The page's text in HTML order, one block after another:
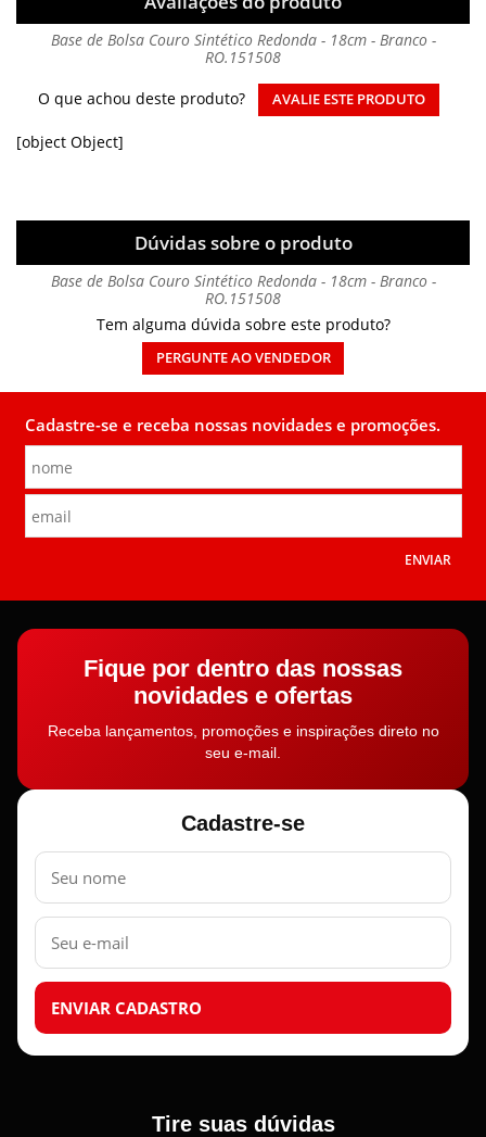
Base de Bolsa Couro Sintético Redonda - 18cm - Branco -
RO.151508
O que achou deste produto?
AVALIE ESTE PRODUTO
[object Object]
Dúvidas sobre o produto
Base de Bolsa Couro Sintético Redonda - 18cm - Branco -
RO.151508
Tem alguma dúvida sobre este produto?
PERGUNTE AO VENDEDOR
Cadastre-se e receba nossas novidades e promoções.
ENVIAR
Fique por dentro das nossas
novidades e ofertas
Receba lançamentos, promoções e inspirações direto no
seu e-mail.
Cadastre-se
Nome
E-
mail
ENVIAR CADASTRO
Tire suas dúvidas